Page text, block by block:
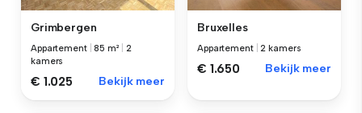
Grimbergen
Appartement |85 m²
2
kamers
€ 1.025 Bekijk meer
Bruxelles
Appartement |2 kamers
€ 1.650 Bekijk meer